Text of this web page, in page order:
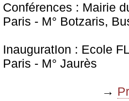
Conférences : Mairie
Paris - M° Botzaris,
InauguratIon : Ecole
Paris - M° Jaurès
→